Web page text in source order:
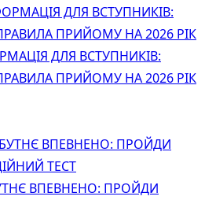
ДЛЯ ВСТУПНИКІВ:
ПРИЙОМУ НА 2026 РІК
ВПЕВНЕНО: ПРОЙДИ